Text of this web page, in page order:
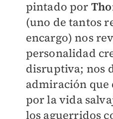
pintado por
(uno de tantos
encargo) nos
personalidad
disruptiva; nos
admiración que
por la vida
los aguerridos